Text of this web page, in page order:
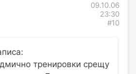
09.10.06
23:30
#10
тренировки срещу